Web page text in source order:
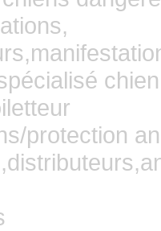
protection